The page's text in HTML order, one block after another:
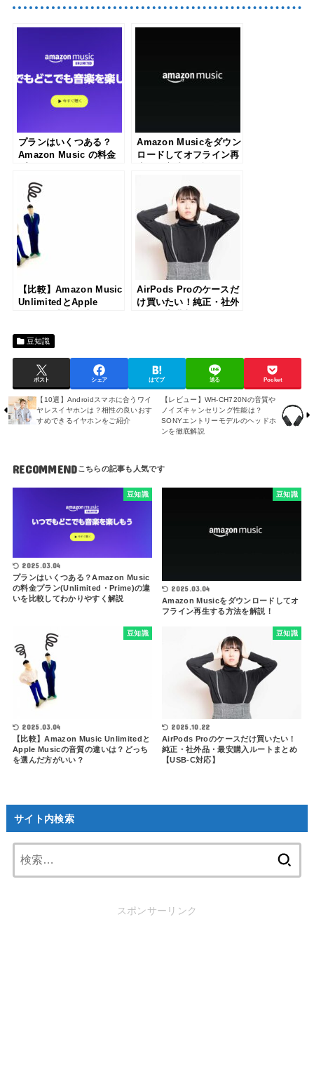
プランはいくつある？
Amazon Music の料金
Prime)の違いを比較して
わかりやすく解説
Amazon Musicをダウン
ロードしてオフライン再
【比較】Amazon Music
UnlimitedとApple
い？
AirPods Proのケースだ
け買いたい！純正・社外
豆知識
ポスト シェア はてブ 送る Pocket
【10選】Androidスマホに合うワイ
ヤレスイヤホンは？相性の良いおす
すめできるイヤホンをご紹介
【レビュー】WH-CH720Nの音質や
ノイズキャンセリング性能は？
SONYエントリーモデルのヘッドホ
ンを徹底解説
RECOMMEND
豆知識
2025.03.04
プランはいくつある？Amazon Music
の料金プラン(Unlimited・Prime)の違
いを比較してわかりやすく解説
豆知識
2025.03.04
Amazon Musicをダウンロードしてオ
フライン再生する方法を解説！
豆知識
2025.03.04
【比較】Amazon Music Unlimitedと
Apple Musicの音質の違いは？どっち
を選んだ方がいい？
豆知識
2025.10.22
AirPods Proのケースだけ買いたい！
純正・社外品・最安購入ルートまとめ
【USB-C対応】
サイト内検索
スポンサーリンク